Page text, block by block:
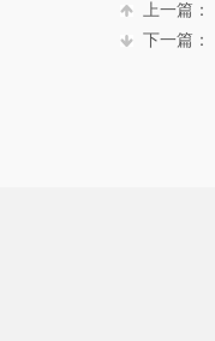
上一篇：
下一篇：